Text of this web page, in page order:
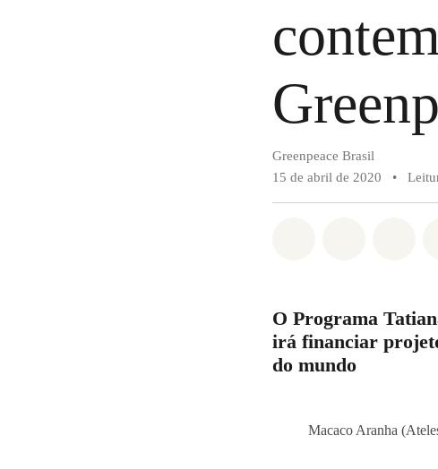
Greenpeace Brasil
15 de abril de 2020
•
O Programa
irá financiar
do mundo
Macaco Aranha